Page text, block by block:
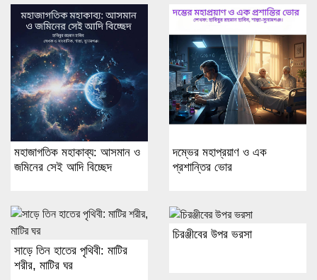
মহাজাগতিক মহাকাব্য: আসমান ও
জমিনের সেই আদি বিচ্ছেদ
দম্ভের মহাপ্রয়াণ ও এক
প্রশান্তির ভোর
সাড়ে তিন হাতের পৃথিবী: মাটির
শরীর, মাটির ঘর
চিরঞ্জীবের উপর ভরসা